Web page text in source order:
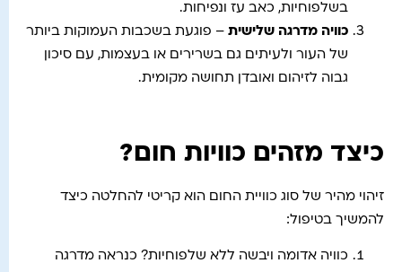
בשלפוחיות, כאב עז ונפיחות.
כוויה מדרגה שלישית – פוגעת בשכבות העמוקות ביותר
של העור ולעיתים גם בשרירים או בעצמות, עם סיכון
גבוה לזיהום ואובדן תחושה מקומית.
כיצד מזהים כוויות חום?
זיהוי מהיר של סוג כוויית החום הוא קריטי להחלטה כיצד
להמשיך בטיפול:
כוויה אדומה ויבשה ללא שלפוחיות? כנראה מדרגה